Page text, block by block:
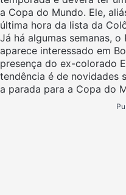
a Copa do Mundo. Ele,
última hora da lista da
Já há algumas semanas,
aparece interessado em
presença do ex-colorado
tendência é de novidades
a parada para a Copa do